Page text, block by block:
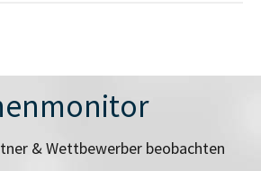
& Wettbewerber beobachten